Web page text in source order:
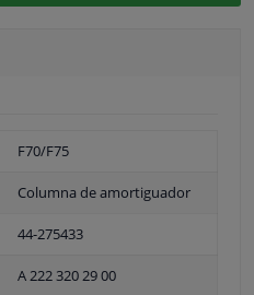
F70/F75
Columna de amortiguador
44-275433
A 222 320 29 00